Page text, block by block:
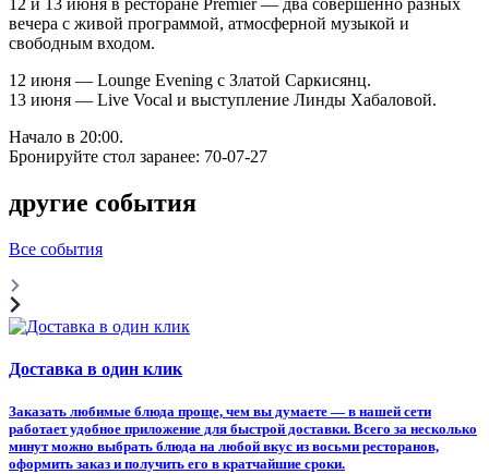
вечера с живой программой, атмосферной музыкой и
свободным входом.
12 июня — Lounge Evening с Златой Саркисянц.
13 июня — Live Vocal и выступление Линды Хабаловой.
Начало в 20:00.
Бронируйте стол заранее: 70-07-27
другие события
Все события
Доставка в один клик
Заказать любимые блюда проще, чем вы думаете — в нашей сети
работает удобное приложение для быстрой доставки. Всего за несколько
минут можно выбрать блюда на любой вкус из восьми ресторанов,
оформить заказ и получить его в кратчайшие сроки.